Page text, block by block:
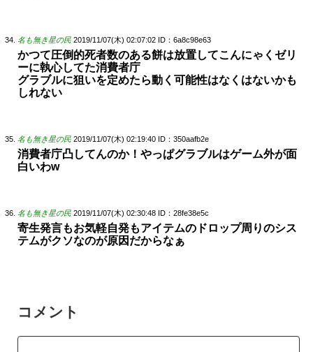
名も無き星の民 2019/11/07(木) 02:07:02 ID：6a8c98e63
かつて圧倒的死者数のある餅は放置してこんにゃくゼリ
ーに執心してた消費者庁
グラブルに狙いを定めたら動く可能性はなくはないかも
しれない
名も無き星の民 2019/11/07(木) 02:19:40 ID：350aafb2e
消費者庁凸してんのか！やっぱグラブルはゲーム外が面
白いわw
名も無き星の民 2019/11/07(木) 02:30:48 ID：28fe38e5c
寄生発言もお気軽自発もアイテムのドロップ周りのシス
テムがクソなのが原因だからなぁ
コメント